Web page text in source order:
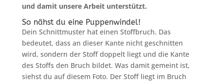
und damit unsere Arbeit unterstützt.
So nähst du eine Puppenwindel!
Dein Schnittmuster hat einen Stoffbruch. Das
bedeutet, dass an dieser Kante nicht geschnitten
wird, sondern der Stoff doppelt liegt und die Kante
des Stoffs den Bruch bildet. Was damit gemeint ist,
siehst du auf diesem Foto. Der Stoff liegt im Bruch